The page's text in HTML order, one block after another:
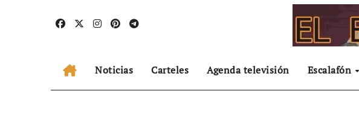
Noticias Carteles Agenda televisión Escalafón